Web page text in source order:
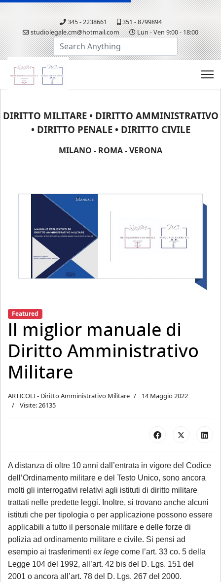
345 - 2238661
351 - 8799894
studiolegale.cm@hotmail.com
Lun - Ven 9:00 - 18:00
DIRITTO MILITARE • DIRITTO AMMINISTRATIVO
• DIRITTO PENALE • DIRITTO CIVILE
MILANO - ROMA - VERONA
Featured
Il miglior manuale di
Diritto Amministrativo
Militare
ARTICOLI - Diritto Amministrativo Militare
14 Maggio 2022
Visite: 26135
A distanza di oltre 10 anni dall’entrata in vigore del Codice
dell’Ordinamento militare e del Testo Unico, sono ancora
molti gli interrogativi relativi agli istituti di diritto militare
trattati nelle predette leggi. Inoltre, si trovano anche alcuni
istituti che per tipologia o per applicazione possono essere
applicabili a tutto il personale militare e delle forze di
polizia ad ordinamento militare e civile. Si pensi ad
esempio ai trasferimenti ex lege come l’art. 33 co. 5 della
Legge 104 del 1992, all’art. 42 bis del D. Lgs. 151 del
2001 o ancora all’art. 78 del D. Lgs. 267 del 2000.